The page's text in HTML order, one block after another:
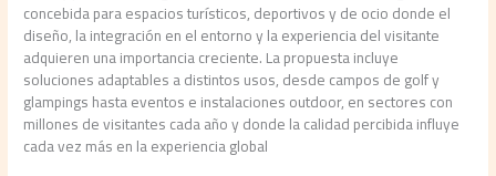
concebida para espacios turísticos, deportivos y de ocio donde el
diseño, la integración en el entorno y la experiencia del visitante
adquieren una importancia creciente. La propuesta incluye
soluciones adaptables a distintos usos, desde campos de golf y
glampings hasta eventos e instalaciones outdoor, en sectores con
millones de visitantes cada año y donde la calidad percibida influye
cada vez más en la experiencia global